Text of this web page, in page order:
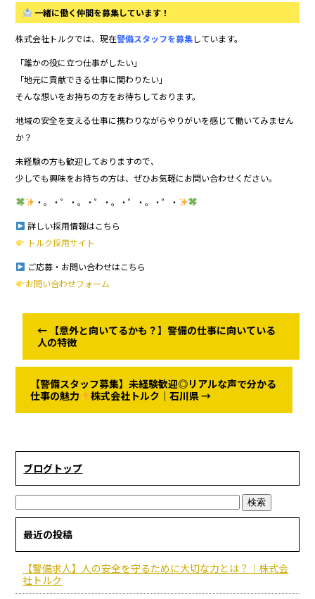
一緒に働く仲間を募集しています！
株式会社トルクでは、現在警備スタッフを募集しています。
「誰かの役に立つ仕事がしたい」
「地元に貢献できる仕事に関わりたい」
そんな想いをお持ちの方をお待ちしております。
地域の安全を支える仕事に携わりながらやりがいを感じて働いてみません
か？
未経験の方も歓迎しておりますので、
少しでも興味をお持ちの方は、ぜひお気軽にお問い合わせください。
・。・゜・。・゜・。・゜・。・゜・
詳しい採用情報はこちら
トルク採用サイト
ご応募・お問い合わせはこちら
お問い合わせフォーム
← 【意外と向いてるかも？】警備の仕事に向いている
人の特徴
【警備スタッフ募集】未経験歓迎◎リアルな声で分かる
仕事の魅力
株式会社トルク｜石川県→
ブログトップ
最近の投稿
【警備求人】人の安全を守るために大切な力とは？｜株式会
社トルク